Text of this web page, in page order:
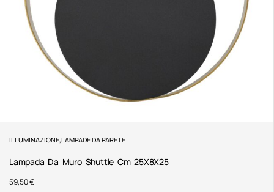
ILLUMINAZIONE,LAMPADE DA PARETE
Lampada Da Muro Shuttle Cm 25X8X25
59,50€